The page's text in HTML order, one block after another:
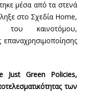
μέσα από τα στενά
στο Σχεδία Home,
καινοτόμου,
Just Green Policies,
των